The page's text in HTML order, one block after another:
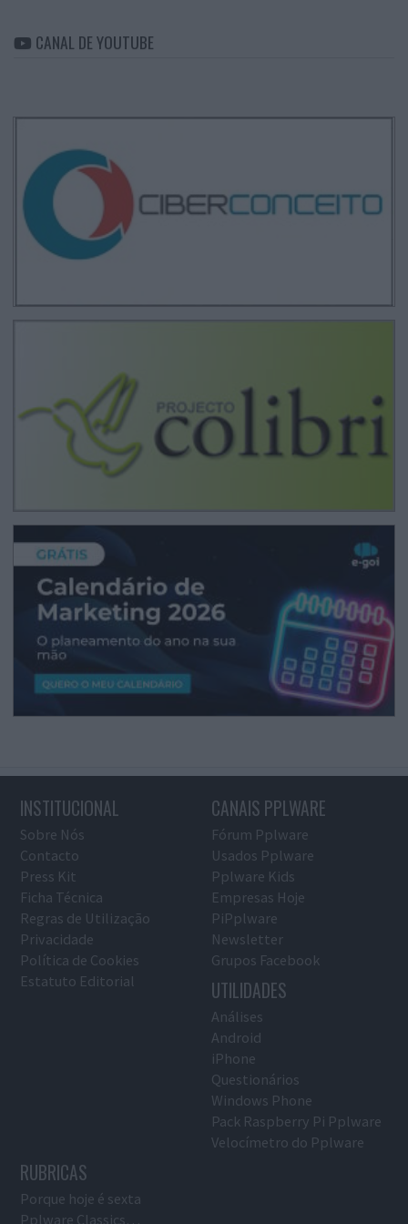
CANAL DE YOUTUBE
INSTITUCIONAL
Sobre Nós
Contacto
Press Kit
Ficha Técnica
Regras de Utilização
Privacidade
Política de Cookies
Estatuto Editorial
CANAIS PPLWARE
Fórum Pplware
Usados Pplware
Pplware Kids
Empresas Hoje
PiPplware
Newsletter
Grupos Facebook
UTILIDADES
Análises
Android
iPhone
Questionários
Windows Phone
Pack Raspberry Pi Pplware
Velocímetro do Pplware
RUBRICAS
Porque hoje é sexta
Pplware Classics…